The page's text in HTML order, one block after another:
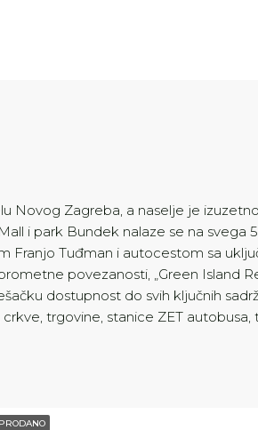
Novog Zagreba, a naselje je
i park Bundek nalaze se na svega
Franjo Tuđman i autocestom sa
povezanosti, „Green Island
dostupnost do svih ključnih
trgovine, stanice ZET
PRODANO